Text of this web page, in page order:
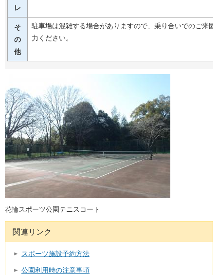
レ
そ
の
他
駐車場は混雑する場合がありますので、乗り合いでのご来園
力ください。
花輪スポーツ公園テニスコート
関連リンク
スポーツ施設予約方法
公園利用時の注意事項